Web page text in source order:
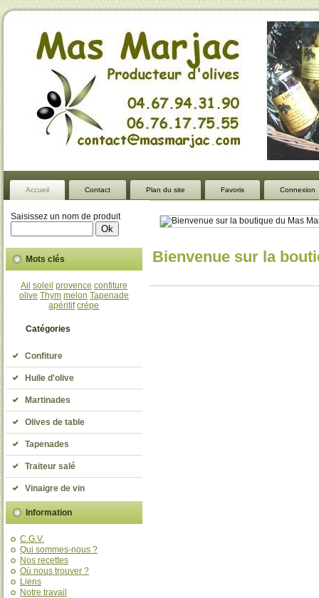
Accueil Contact Plan du site Favoris Connexion
Saisissez un nom de produit
Mots clés
Ail soleil provence confiture
olive Thym melon Tapenade
apéritif crépe
Catégories
Confiture
Huile d'olive
Martinades
Olives de table
Tapenades
Traiteur salé
Vinaigre de vin
Information
C.G.V.
Qui sommes-nous ?
Nos recettes
Où nous trouver ?
Liens
Notre travail
Bienvenue sur la